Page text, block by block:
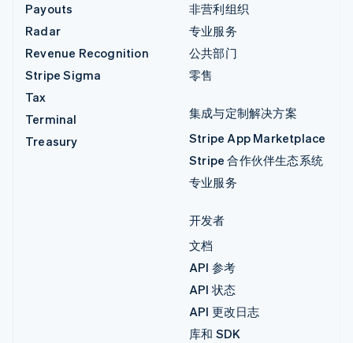
Payouts
Radar
Revenue Recognition
Stripe Sigma
Tax
Terminal
Treasury
非营利组织
专业服务
公共部门
零售
集成与定制解决方案
Stripe App Marketplace
Stripe 合作伙伴生态系统
专业服务
开发者
文档
API 参考
API 状态
API 更改日志
库和 SDK